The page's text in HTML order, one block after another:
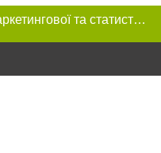
Цей сайт використовує «cookies». Також веб-сайт використовує інтернет-сервіс для збору технічних даних стосовно відвідувачів з метою отримання маркетингової та статистичної інформації. Умови обробки даних відвідувачів сайту див.